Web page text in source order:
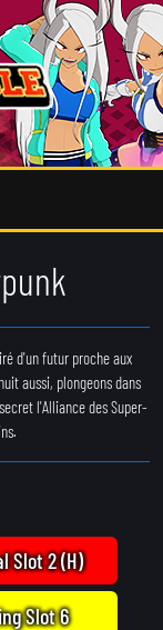
d'un futur proche aux
aussi, plongeons dans
l'Alliance des Super-
Slot 2 (H)
Slot 6